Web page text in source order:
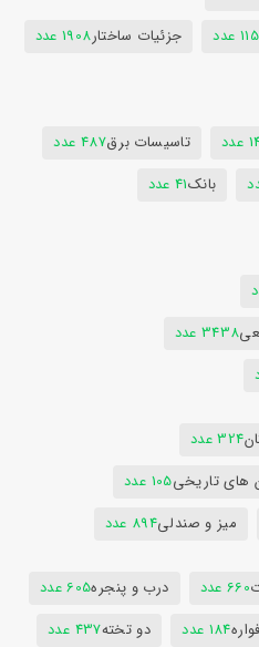
عدد جزئیات ساختار1908 عدد
تاسیسات برق487 عدد
بانک41 عدد
3438 عدد
324 عدد
های تاریخی105 عدد
میز و صندلی894 عدد
660 عدد درب و پنجره605 عدد
فواره184 عدد دو تخته437 عدد